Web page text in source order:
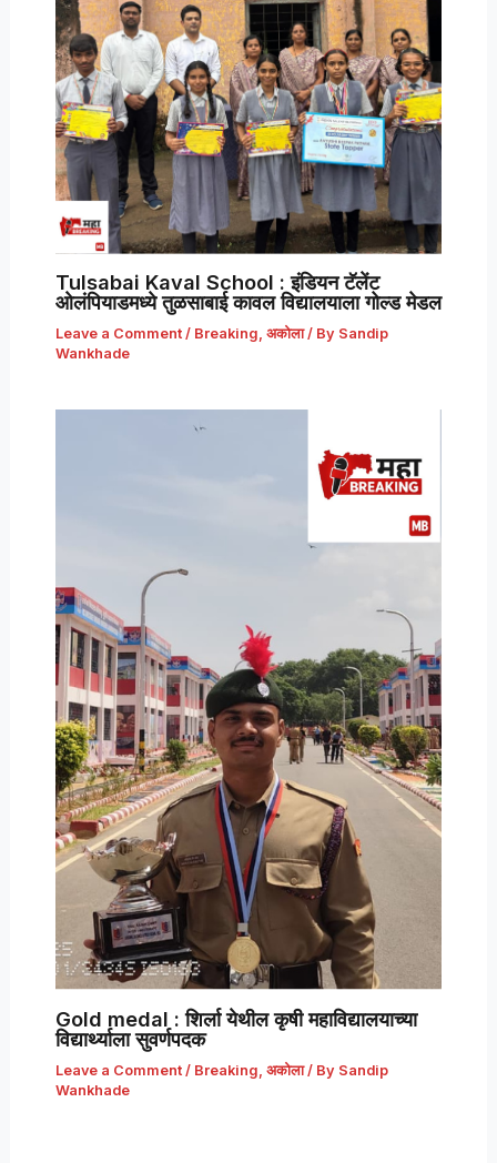
Tulsabai Kaval School : इंडियन टॅलेंट
ओलंपियाडमध्ये तुळसाबाई कावल विद्यालयाला गोल्ड मेडल
Leave a Comment / Breaking अकोला/ By Sandip
Wankhade
Gold medal : शिर्ला येथील कृषी महाविद्यालयाच्या
विद्यार्थ्याला सुवर्णपदक
Leave a Comment / Breaking अकोला/ By Sandip
Wankhade